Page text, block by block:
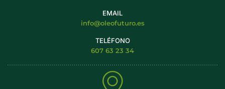
EMAIL
info@oleofuturo.es
TELÉFONO
607 63 23 34